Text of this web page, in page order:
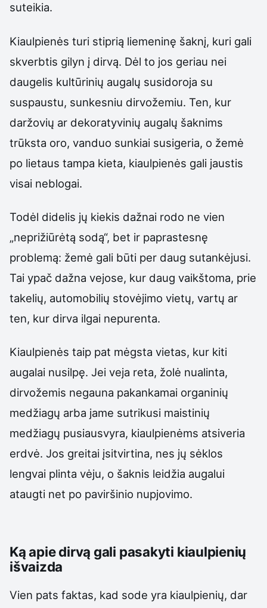
suteikia.
Kiaulpienės turi stiprią liemeninę šaknį, kuri gali
skverbtis gilyn į dirvą. Dėl to jos geriau nei
daugelis kultūrinių augalų susidoroja su
suspaustu, sunkesniu dirvožemiu. Ten, kur
daržovių ar dekoratyvinių augalų šaknims
trūksta oro, vanduo sunkiai susigeria, o žemė
po lietaus tampa kieta, kiaulpienės gali jaustis
visai neblogai.
Todėl didelis jų kiekis dažnai rodo ne vien
„neprižiūrėtą sodą“, bet ir paprastesnę
problemą: žemė gali būti per daug sutankėjusi.
Tai ypač dažna vejose, kur daug vaikštoma, prie
takelių, automobilių stovėjimo vietų, vartų ar
ten, kur dirva ilgai nepurenta.
Kiaulpienės taip pat mėgsta vietas, kur kiti
augalai nusilpę. Jei veja reta, žolė nualinta,
dirvožemis negauna pakankamai organinių
medžiagų arba jame sutrikusi maistinių
medžiagų pusiausvyra, kiaulpienėms atsiveria
erdvė. Jos greitai įsitvirtina, nes jų sėklos
lengvai plinta vėju, o šaknis leidžia augalui
ataugti net po paviršinio nupjovimo.
Ką apie dirvą gali pasakyti kiaulpienių
išvaizda
Vien pats faktas, kad sode yra kiaulpienių, dar